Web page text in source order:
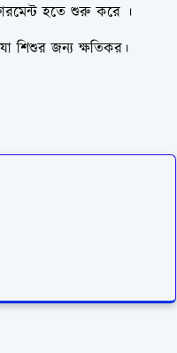
হতে শুরু করে ।
শিশুর জন্য ক্ষতিকর।